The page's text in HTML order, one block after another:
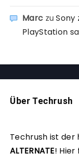
Marc zuSony
PlayStation
Über Techrush
Techrush ist der
ALTERNATE! Hier